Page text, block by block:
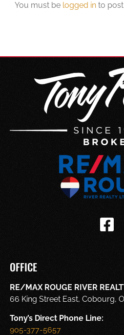
You must be logged in to
OFFICE
RE/MAX ROUGE RIVER
66 King Street East, Cobourg,
Tony’s Direct Phone Line:
905-377-5657